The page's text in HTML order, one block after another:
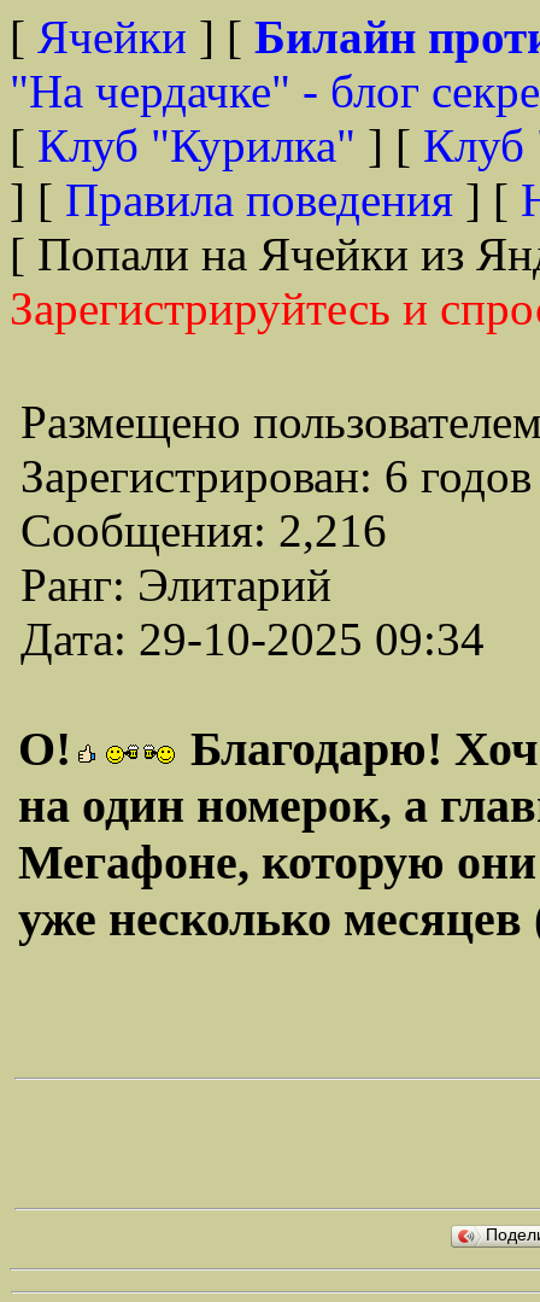
[ Ячейки ] [ Билайн
"На чердачке" - блог
[ Клуб "Курилка" ] [ Клуб
] [ Правила поведения ] [
[ Попали на Ячейки из
Зарегистрируйтесь и
Размещено
Зарегистрирован: 6
Сообщения: 2,216
Ранг: Элитарий
Дата: 29-10-2025 09:34
О!
Благодарю!
на один номерок, а
Мегафоне, которую
уже несколько